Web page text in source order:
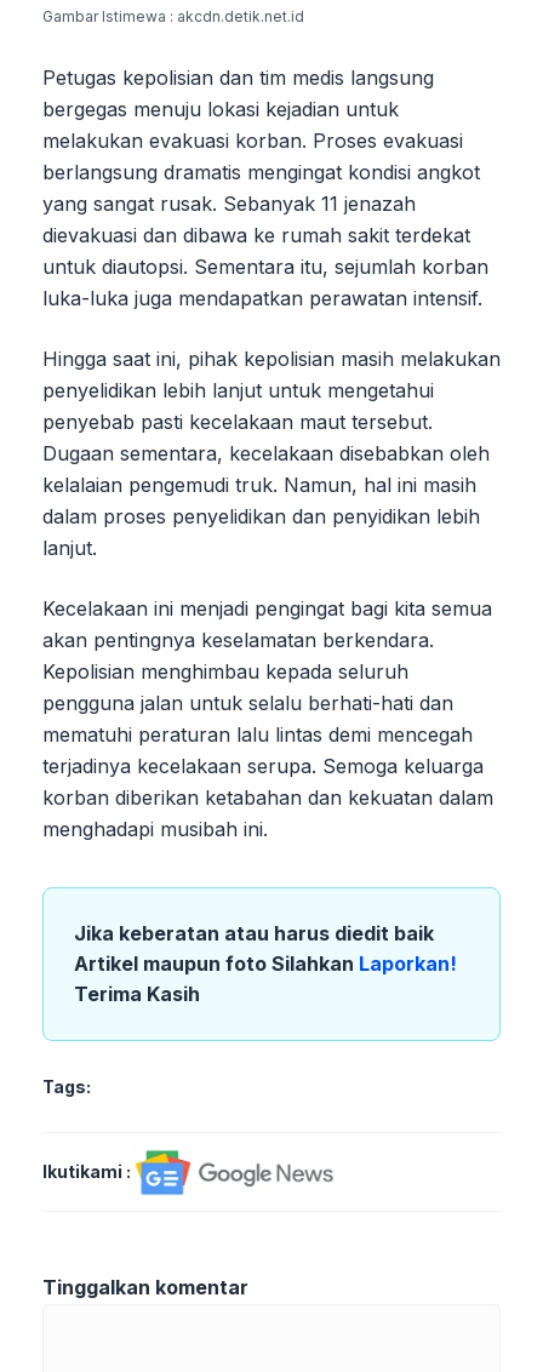
Gambar Istimewa : akcdn.detik.net.id
Petugas kepolisian dan tim medis langsung
bergegas menuju lokasi kejadian untuk
melakukan evakuasi korban. Proses evakuasi
berlangsung dramatis mengingat kondisi angkot
yang sangat rusak. Sebanyak 11 jenazah
dievakuasi dan dibawa ke rumah sakit terdekat
untuk diautopsi. Sementara itu, sejumlah korban
luka-luka juga mendapatkan perawatan intensif.
Hingga saat ini, pihak kepolisian masih melakukan
penyelidikan lebih lanjut untuk mengetahui
penyebab pasti kecelakaan maut tersebut.
Dugaan sementara, kecelakaan disebabkan oleh
kelalaian pengemudi truk. Namun, hal ini masih
dalam proses penyelidikan dan penyidikan lebih
lanjut.
Kecelakaan ini menjadi pengingat bagi kita semua
akan pentingnya keselamatan berkendara.
Kepolisian menghimbau kepada seluruh
pengguna jalan untuk selalu berhati-hati dan
mematuhi peraturan lalu lintas demi mencegah
terjadinya kecelakaan serupa. Semoga keluarga
korban diberikan ketabahan dan kekuatan dalam
menghadapi musibah ini.
Jika keberatan atau harus diedit baik
Artikel maupun foto Silahkan Laporkan!
Terima Kasih
Tags:
Ikutikami :
Tinggalkan komentar